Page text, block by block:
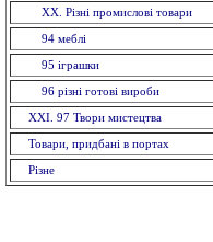
XX. Рiзнi промислові товари
94 меблi
95 іграшки
96 рiзнi готовi вироби
XXI. 97 Твори мистецтва
Товари, придбані в портах
Різне